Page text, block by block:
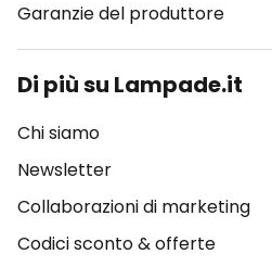
Garanzie del produttore
Di più su Lampade.it
Chi siamo
Newsletter
Collaborazioni di marketing
Codici sconto & offerte